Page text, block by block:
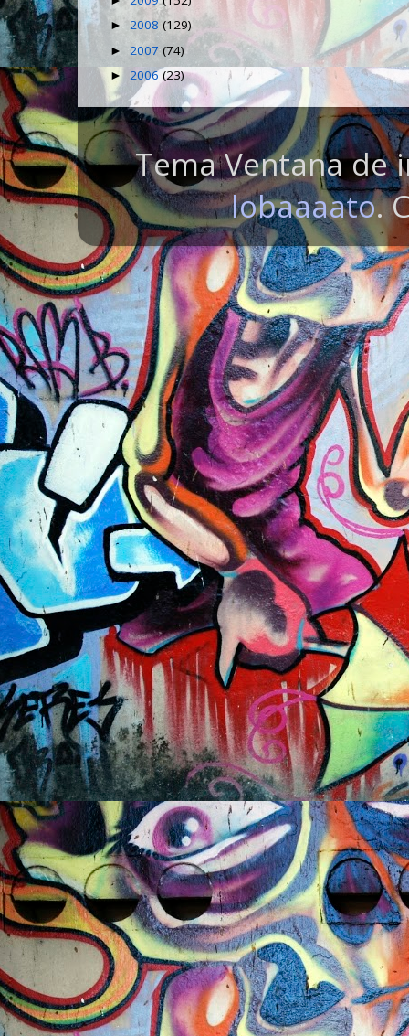
► 2008 (129)
► 2007(74)
► 2006(23)
Tema Ventana de
lobaaaato.